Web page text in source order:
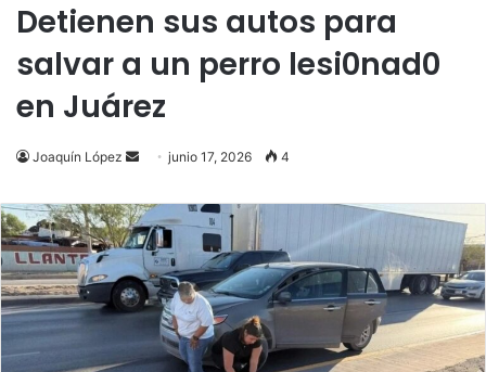
Detienen sus autos para
salvar a un perro lesi0nad0
en Juárez
Joaquín López
Send
email
junio 17, 2026 4